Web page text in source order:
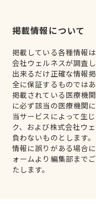
掲載情報について
掲載している各種情報
会社ウェルネスが調査
出来るだけ正確な情報
全に保証するものではあ
掲載されている医療機
に必ず該当の医療機関
当サービスによって生
ク、および株式会社ウ
負わないものとします。
情報に誤りがある場合
ォームより編集部まで
たします。